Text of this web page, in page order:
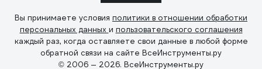
Вы принимаете условия политики в отношении обработки
персональных данных и пользовательского соглашения
каждый раз, когда оставляете свои данные в любой форме
обратной связи на сайте ВсеИнструменты.ру
© 2006 — 2026. ВсеИнструменты.ру